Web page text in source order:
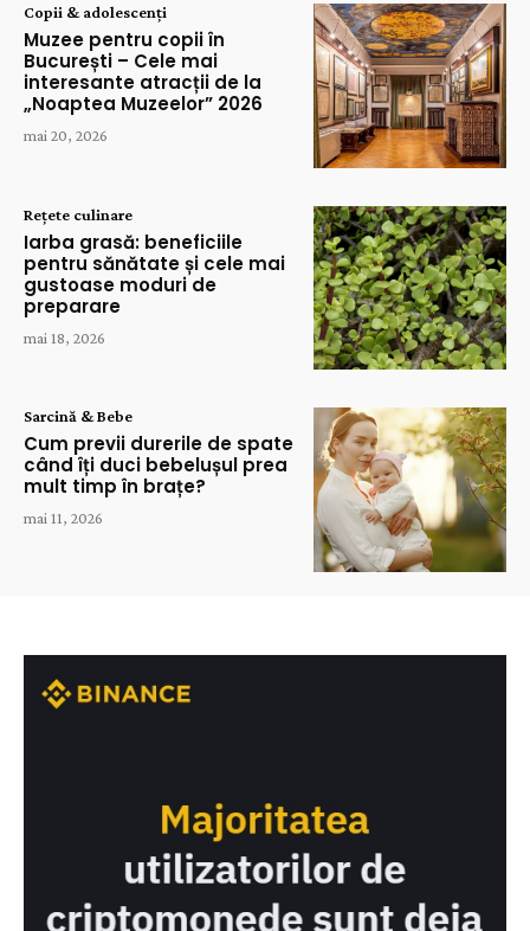
Copii & adolescenți
Muzee pentru copii în
București – Cele mai
interesante atracții de la
„Noaptea Muzeelor” 2026
mai 20, 2026
Rețete culinare
Iarba grasă: beneficiile
pentru sănătate și cele mai
gustoase moduri de
preparare
mai 18, 2026
Sarcină & Bebe
Cum previi durerile de spate
când îți duci bebelușul prea
mult timp în brațe?
mai 11, 2026